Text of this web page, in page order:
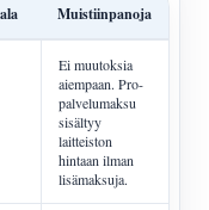
Muistiinpanoja
Ei muutoksia
aiempaan. Pro-
palvelumaksu
sisältyy
laitteiston
hintaan ilman
lisämaksuja.